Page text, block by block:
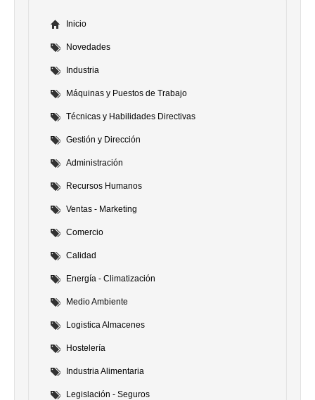
Inicio
Novedades
Industria
Máquinas y Puestos de Trabajo
Técnicas y Habilidades Directivas
Gestión y Dirección
Administración
Recursos Humanos
Ventas - Marketing
Comercio
Calidad
Energía - Climatización
Medio Ambiente
Logistica Almacenes
Hostelería
Industria Alimentaria
Legislación - Seguros